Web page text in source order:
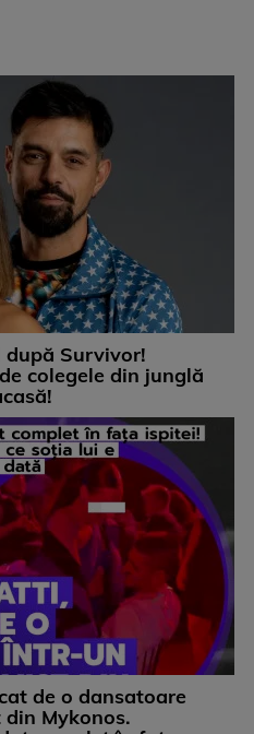
Survivor!
colegele din junglă
de o dansatoare
Mykonos.